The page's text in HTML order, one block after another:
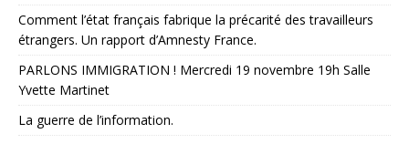
Comment l’état français fabrique la précarité des travailleurs
étrangers. Un rapport d’Amnesty France.
PARLONS IMMIGRATION ! Mercredi 19 novembre 19h Salle
Yvette Martinet
La guerre de l’information.